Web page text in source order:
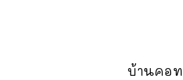
บ้านคอ